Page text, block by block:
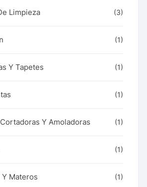
Limpieza (3)
(1)
Y Tapetes (1)
(1)
Y Amoladoras (1)
(1)
Y Materos (1)